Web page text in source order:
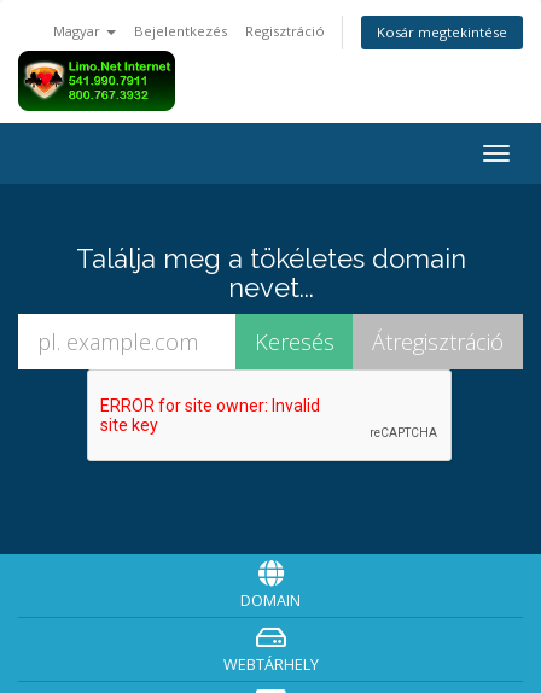
Magyar Bejelentkezés Regisztráció Kosár megtekintése
a
Találja meg a tökéletes domain
nevet...
DOMAIN
WEBTÁRHELY